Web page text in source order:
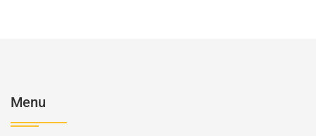
Menu